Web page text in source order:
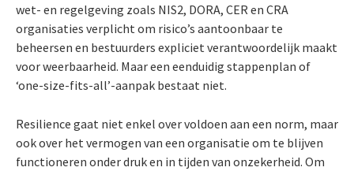
wet- en regelgeving zoals NIS2, DORA, CER en CRA
organisaties verplicht om risico’s aantoonbaar te
beheersen en bestuurders expliciet verantwoordelijk maakt
voor weerbaarheid. Maar een eenduidig stappenplan of
‘one-size-fits-all’-aanpak bestaat niet.
Resilience gaat niet enkel over voldoen aan een norm, maar
ook over het vermogen van een organisatie om te blijven
functioneren onder druk en in tijden van onzekerheid. Om